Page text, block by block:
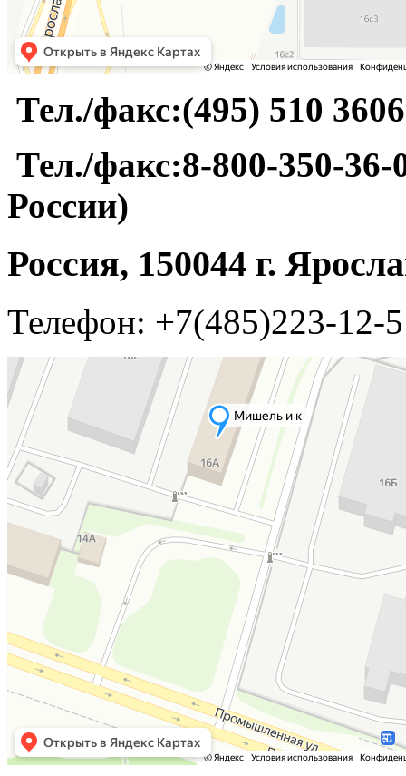
Тел./факс:(495) 510
Тел./факс:8-800-350-36-
России)
Россия, 150044 г.
Телефон: +7(485)223-12-